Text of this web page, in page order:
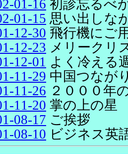
01-16 初診忘るべ
01-15 思い出しな
12-30 飛行機にご
12-23 メリークリ
12-01 よく冷える
11-29 中国つなが
11-26 ２０００年
11-20 掌の上の星
08-17 ご挨拶
08-10 ビジネス英